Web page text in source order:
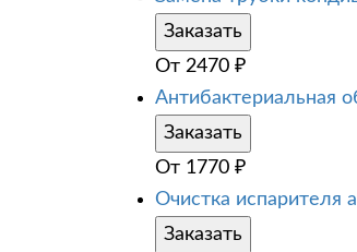
Заказать
От 2470 ₽
Антибактериальная
Заказать
От 1770 ₽
Очистка испарителя
Заказать